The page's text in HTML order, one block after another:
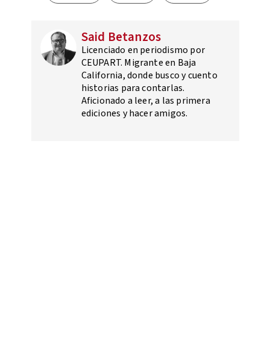
Said Betanzos
Licenciado en periodismo por
CEUPART. Migrante en Baja
California, donde busco y cuento
historias para contarlas.
Aficionado a leer, a las primera
ediciones y hacer amigos.